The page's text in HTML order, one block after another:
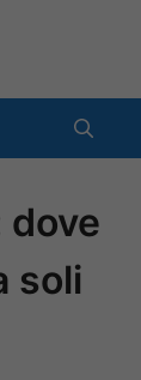
dove
soli